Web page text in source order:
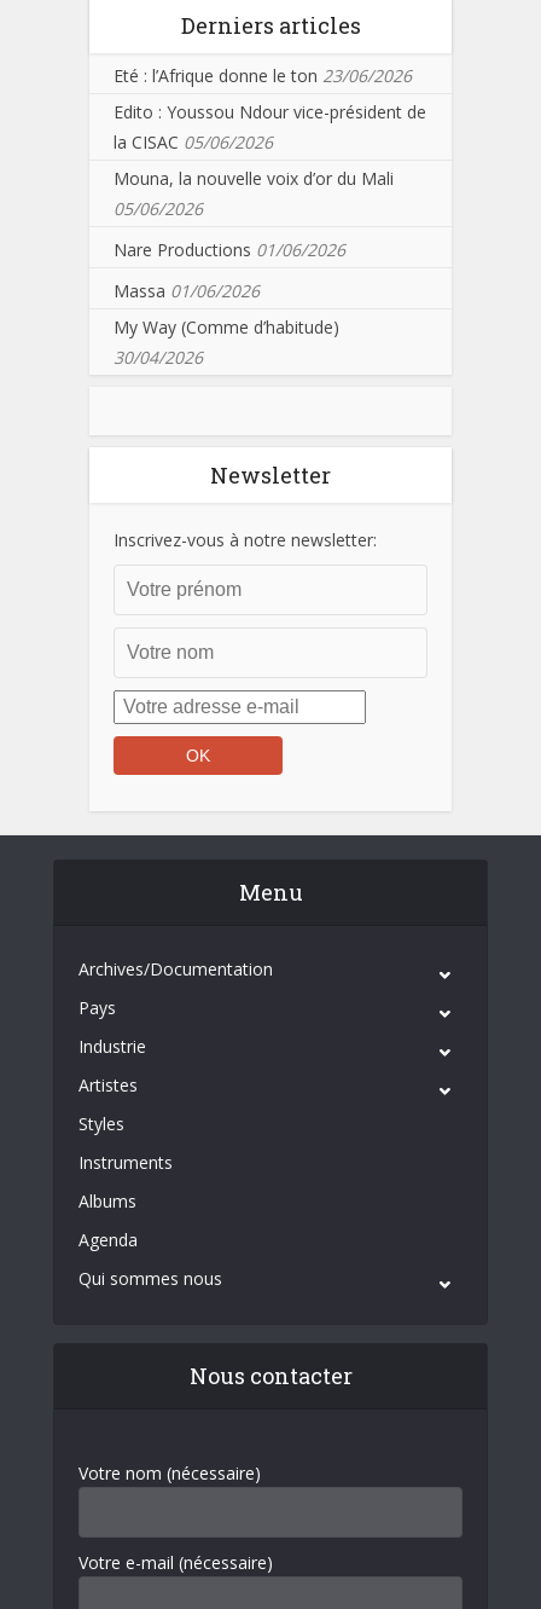
Derniers articles
Eté : l’Afrique donne le ton 23/06/2026
Edito : Youssou Ndour vice-président de
la CISAC 05/06/2026
Mouna, la nouvelle voix d’or du Mali
05/06/2026
Nare Productions 01/06/2026
Massa 01/06/2026
My Way (Comme d’habitude)
30/04/2026
Newsletter
Inscrivez-vous à notre newsletter:
Menu
Archives/Documentation
Pays
Industrie
Artistes
Styles
Instruments
Albums
Agenda
Qui sommes nous
Nous contacter
Votre nom (nécessaire)
Votre e-mail (nécessaire)